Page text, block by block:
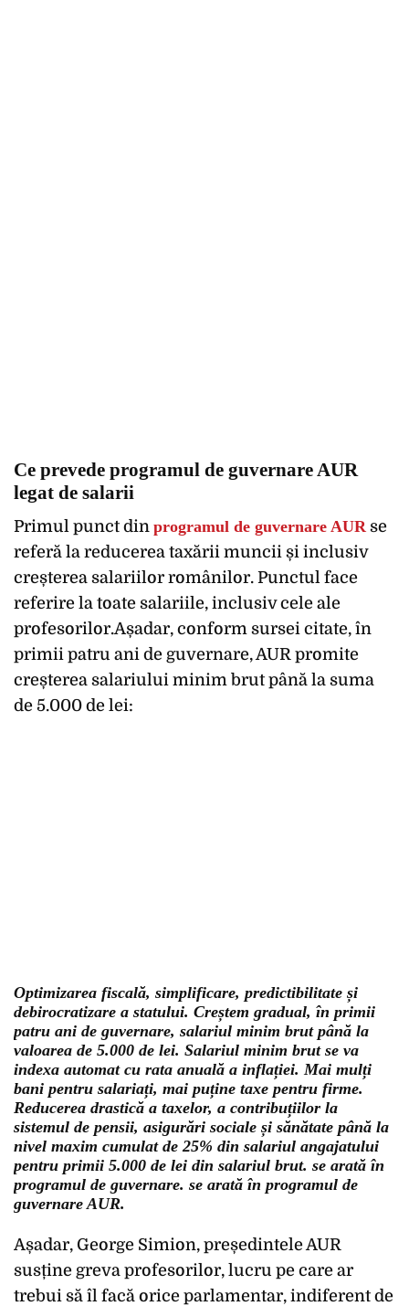
Ce prevede programul de guvernare AUR
legat de salarii
Primul punct din programul de guvernare AUR se
referă la reducerea taxării muncii și inclusiv
creșterea salariilor românilor. Punctul face
referire la toate salariile, inclusiv cele ale
profesorilor.Așadar, conform sursei citate, în
primii patru ani de guvernare, AUR promite
creșterea salariului minim brut până la suma
de 5.000 de lei:
Optimizarea fiscală, simplificare, predictibilitate și
debirocratizare a statului. Creștem gradual, în primii
patru ani de guvernare, salariul minim brut până la
valoarea de 5.000 de lei. Salariul minim brut se va
indexa automat cu rata anuală a inflației. Mai mulți
bani pentru salariați, mai puține taxe pentru firme.
Reducerea drastică a taxelor, a contribuțiilor la
sistemul de pensii, asigurări sociale și sănătate până la
nivel maxim cumulat de 25% din salariul angajatului
pentru primii 5.000 de lei din salariul brut. se arată în
programul de guvernare. se arată în programul de
guvernare AUR.
Așadar, George Simion, președintele AUR
susține greva profesorilor, lucru pe care ar
trebui să îl facă orice parlamentar, indiferent de